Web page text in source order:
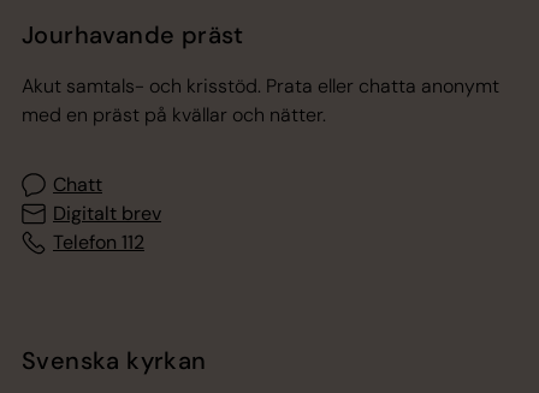
Jourhavande präst
Akut samtals- och krisstöd. Prata eller chatta anonymt
med en präst på kvällar och nätter.
Chatt
Digitalt brev
Telefon 112
Svenska kyrkan